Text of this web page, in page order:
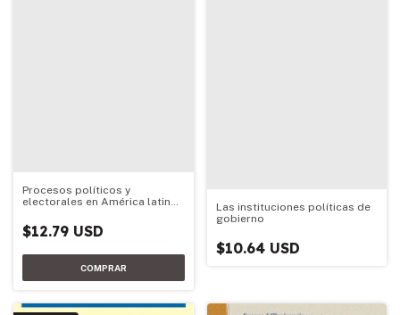
Procesos políticos y
electorales en América latina
$12.79 USD
Las instituciones políticas de
gobierno
$10.64 USD